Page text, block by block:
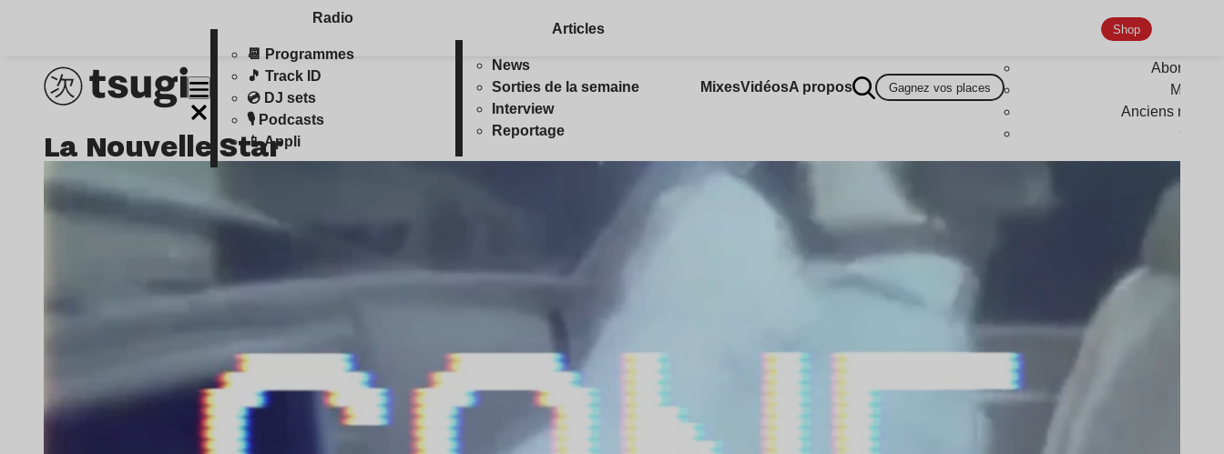
Radio
📆 Programmes
🎵 Track ID
💿 DJ sets
🎙️ Podcasts
📱 Appli
Articles
News
Sorties de la semaine
Interview
Reportage
MixesVidéosA propos Gagnez vos places
Shop
Anciens
La Nouvelle Star